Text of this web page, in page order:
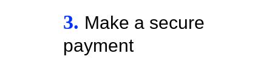
3. Make a secure
payment